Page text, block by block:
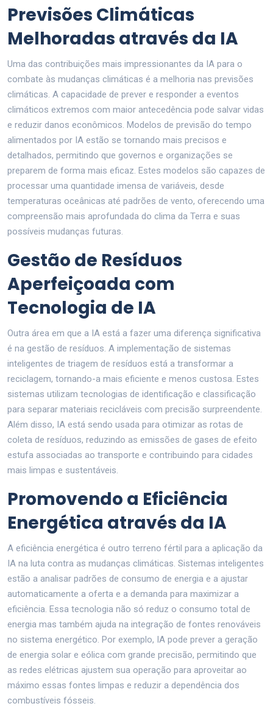
Previsões Climáticas
Melhoradas através da IA
Uma das contribuições mais impressionantes da IA para o
combate às mudanças climáticas é a melhoria nas previsões
climáticas. A capacidade de prever e responder a eventos
climáticos extremos com maior antecedência pode salvar vidas
e reduzir danos econômicos. Modelos de previsão do tempo
alimentados por IA estão se tornando mais precisos e
detalhados, permitindo que governos e organizações se
preparem de forma mais eficaz. Estes modelos são capazes de
processar uma quantidade imensa de variáveis, desde
temperaturas oceânicas até padrões de vento, oferecendo uma
compreensão mais aprofundada do clima da Terra e suas
possíveis mudanças futuras.
Gestão de Resíduos
Aperfeiçoada com
Tecnologia de IA
Outra área em que a IA está a fazer uma diferença significativa
é na gestão de resíduos. A implementação de sistemas
inteligentes de triagem de resíduos está a transformar a
reciclagem, tornando-a mais eficiente e menos custosa. Estes
sistemas utilizam tecnologias de identificação e classificação
para separar materiais recicláveis com precisão surpreendente.
Além disso, IA está sendo usada para otimizar as rotas de
coleta de resíduos, reduzindo as emissões de gases de efeito
estufa associadas ao transporte e contribuindo para cidades
mais limpas e sustentáveis.
Promovendo a Eficiência
Energética através da IA
A eficiência energética é outro terreno fértil para a aplicação da
IA na luta contra as mudanças climáticas. Sistemas inteligentes
estão a analisar padrões de consumo de energia e a ajustar
automaticamente a oferta e a demanda para maximizar a
eficiência. Essa tecnologia não só reduz o consumo total de
energia mas também ajuda na integração de fontes renováveis
no sistema energético. Por exemplo, IA pode prever a geração
de energia solar e eólica com grande precisão, permitindo que
as redes elétricas ajustem sua operação para aproveitar ao
máximo essas fontes limpas e reduzir a dependência dos
combustíveis fósseis.